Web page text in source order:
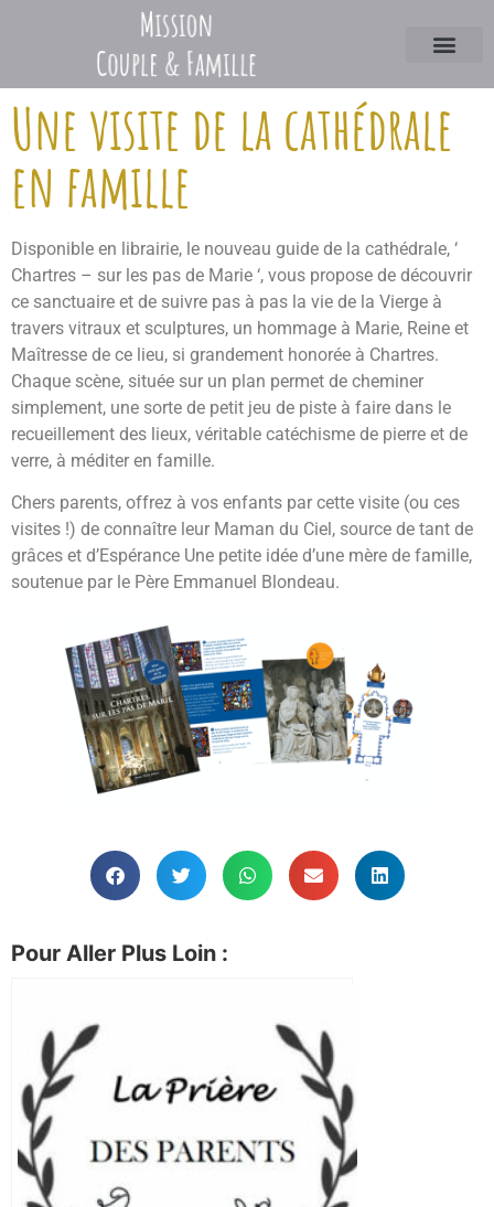
Une visite de la cathédrale
en famille
Disponible en librairie, le nouveau guide de la cathédrale, ‘
Chartres – sur les pas de Marie ‘, vous propose de découvrir
ce sanctuaire et de suivre pas à pas la vie de la Vierge à
travers vitraux et sculptures, un hommage à Marie, Reine et
Maîtresse de ce lieu, si grandement honorée à Chartres.
Chaque scène, située sur un plan permet de cheminer
simplement, une sorte de petit jeu de piste à faire dans le
recueillement des lieux, véritable catéchisme de pierre et de
verre, à méditer en famille.
Chers parents, offrez à vos enfants par cette visite (ou ces
visites !) de connaître leur Maman du Ciel, source de tant de
grâces et d’Espérance Une petite idée d’une mère de famille,
soutenue par le Père Emmanuel Blondeau.
Pour Aller Plus Loin :